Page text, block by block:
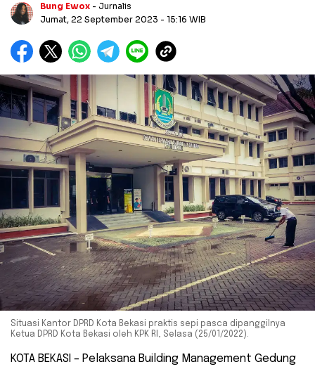
Bung Ewox - Jurnalis
Jumat, 22 September 2023 - 15:16 WIB
Situasi Kantor DPRD Kota Bekasi praktis sepi pasca dipanggilnya
Ketua DPRD Kota Bekasi oleh KPK RI, Selasa (25/01/2022).
KOTA BEKASI – Pelaksana Building Management Gedung